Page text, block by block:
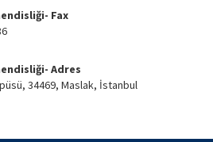
Fax
Adres
34469, Maslak, İstanbul